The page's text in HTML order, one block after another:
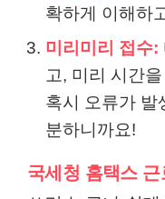
확하게 이해하
미리미리 접수:
고, 미리 시간
혹시 오류가 발
분하니까요!
국세청 홈택스